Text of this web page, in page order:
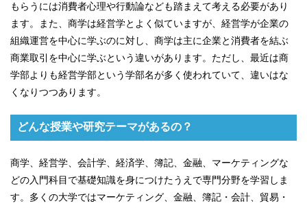
もらうには消費者心理や行動論なども踏まえて考える必要があり
ます。また、商学は経営学とよく似ていますが、経営学が企業の
組織運営を中心に学ぶのに対し、商学は主に企業と消費者を結ぶ
商業取引を中心に学ぶという違いがあります。ただし、最近は商
学部よりも経営学部という学部名が多く使われていて、違いはな
くなりつつあります。
どんな授業や研究テーマがあるの？
商学、経営学、会計学、経済学、簿記、金融、マーケティングな
どの入門科目で基礎知識を身につけたうえで専門分野を学習しま
す。多くの大学ではマーケティング、金融、簿記・会計、貿易・